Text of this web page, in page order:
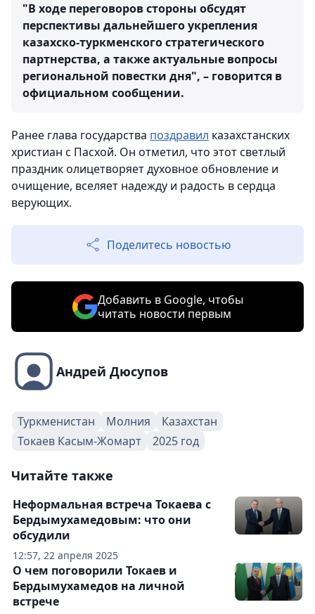
"В ходе переговоров стороны обсудят
перспективы дальнейшего укрепления
казахско-туркменского стратегического
партнерства, а также актуальные вопросы
региональной повестки дня", – говорится в
официальном сообщении.
Ранее глава государства поздравил казахстанских
христиан с Пасхой. Он отметил, что этот светлый
праздник олицетворяет духовное обновление и
очищение, вселяет надежду и радость в сердца
верующих.
Поделитесь новостью
Добавить в Google, чтобы
читать новости первым
Андрей Дюсупов
Туркменистан Молния
Казахстан
Токаев Касым-Жомарт
2025 год
Читайте также
12:57, 22 апреля 2025
Неформальная встреча Токаева с
Бердымухамедовым: что они
обсудили
О чем поговорили Токаев и
Бердымухамедов на личной
встрече